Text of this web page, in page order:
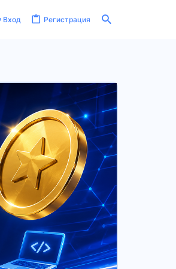
Вход Регистрация